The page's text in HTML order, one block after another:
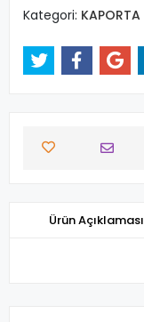
Kategori: KAPORTA
Ürün Açıklaması